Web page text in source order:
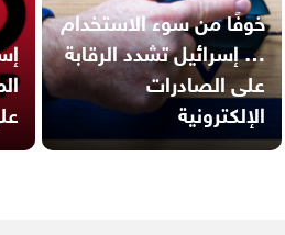
خوفًا من سوء الاستخدام
… إسرائيل تشدد الرقابة
على الصادرات
الإلكترونية